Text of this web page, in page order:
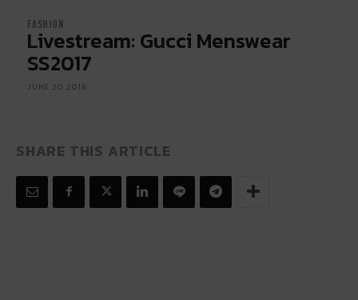
FASHION
Livestream: Gucci Menswear
SS2017
JUNE 20, 2016
SHARE THIS ARTICLE